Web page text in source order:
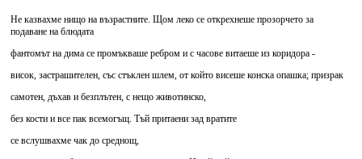
Не казвахме нищо на възрастните. Щом леко се открехнеше прозорчето за
подаване на блюдата
фантомът на дима се промъкваше ребром и с часове витаеше из коридора -
висок, застрашителен, със стъклен шлем, от който висеше конска опашка; призрак
самотен, дъхав и безплътен, с нещо животинско,
без кости и все пак всемогъщ. Тъй притаени зад вратите
се вслушвахме чак до среднощ,